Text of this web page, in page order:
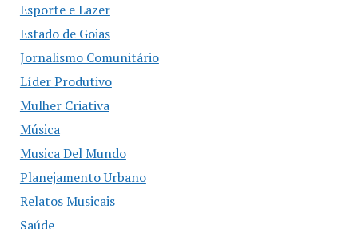
Esporte e Lazer
Estado de Goias
Jornalismo Comunitário
Líder Produtivo
Mulher Criativa
Música
Musica Del Mundo
Planejamento Urbano
Relatos Musicais
Saúde